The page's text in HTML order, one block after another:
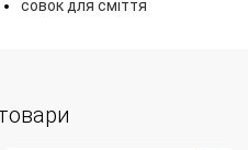
совок для сміття